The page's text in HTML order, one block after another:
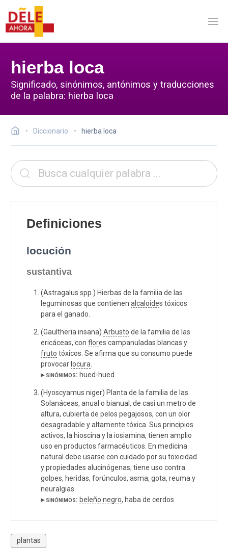
hierba loca
Significado, sinónimos, antónimos y traducciones
de la palabra: hierba loca
Diccionario hierba loca
Definiciones
locución
sustantiva
(Astragalus spp.) Hierbas de la familia de las
leguminosas que contienen alcaloides tóxicos
para el ganado.
(Gaultheria insana) Arbusto de la familia de las
ericáceas, con flores campanuladas blancas y
fruto tóxicos. Se afirma que su consumo puede
provocar locura
▸ sinónimos: hued-hued
(Hyoscyamus niger) Planta de la familia de las
Solanáceas, anual o bianual, de casi un metro de
altura, cubierta de pelos pegajosos, con un olor
desagradable y altamente tóxica. Sus principios
activos, la hioscina y la iosiamina, tienen amplio
uso en productos farmacéuticos. En medicina
natural debe usarse con cuidado por su toxicidad
y propiedades alucinógenas; tiene uso contra
golpes, heridas, forúnculos, asma, gota, reuma y
neuralgias.
▸ sinónimos: beleño negro, haba de cerdos
plantas